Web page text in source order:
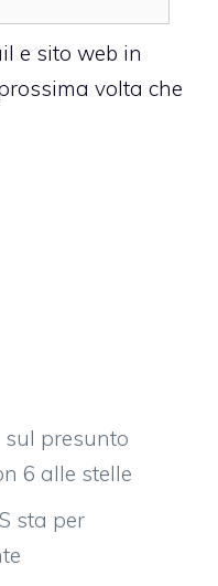
e sito web in
volta che
sul presunto
6 alle stelle
sta per